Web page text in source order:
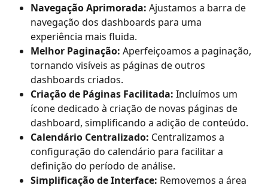
Navegação Aprimorada: Ajustamos a barra de
navegação dos dashboards para uma
experiência mais fluida.
Melhor Paginação: Aperfeiçoamos a paginação,
tornando visíveis as páginas de outros
dashboards criados.
Criação de Páginas Facilitada: Incluímos um
ícone dedicado à criação de novas páginas de
dashboard, simplificando a adição de conteúdo.
Calendário Centralizado: Centralizamos a
configuração do calendário para facilitar a
definição do período de análise.
Simplificação de Interface: Removemos a área